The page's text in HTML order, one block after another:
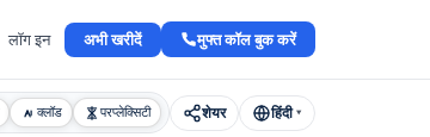
लॉग इन अभी खरीदें मुफ्त कॉल बुक करें
क्लॉड परप्लेक्सिटी शेयर हिंदी ▾